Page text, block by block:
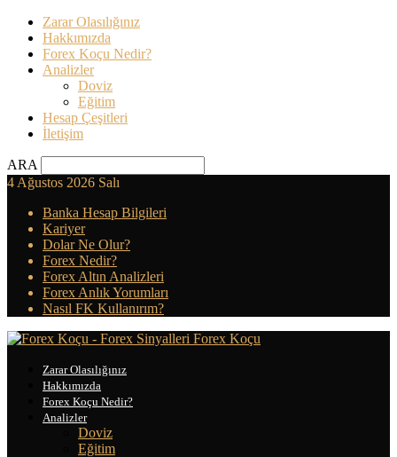
Zarar Olasılığınız
Hakkımızda
Forex Koçu Nedir?
Analizler
Doviz
Eğitim
Hesap Çeşitleri
İletişim
ARA
4 Ağustos 2026 Salı
Banka Hesap Bilgileri
Kariyer
Dolar Ne Olur?
Forex Nedir?
Forex Altın Analizleri
Forex Anlık Yorumları
Nasıl FK Kullanırım?
Forex Koçu
Zarar Olasılığınız
Hakkımızda
Forex Koçu Nedir?
Analizler
Doviz
Eğitim